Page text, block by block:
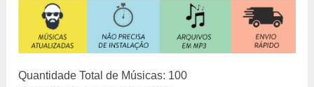
Quantidade Total de Músicas: 100